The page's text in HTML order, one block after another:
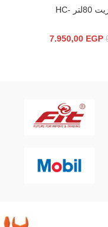
ماكينة شفط زيت 80لتر HC-
7.950,00 EGP